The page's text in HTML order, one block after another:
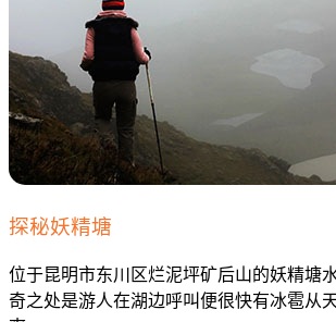
探秘妖精塘
位于昆明市东川区烂泥坪矿后山的妖精塘
奇之处是游人在湖边呼叫便很快有冰雹从